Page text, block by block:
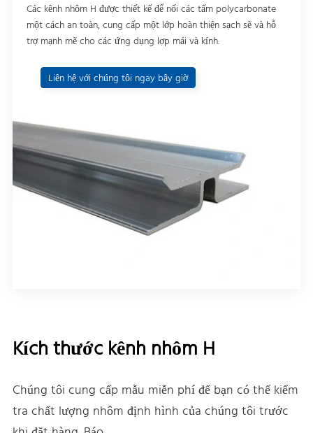
Các kênh nhôm H được thiết kế để nối các tấm polycarbonate
một cách an toàn, cung cấp một lớp hoàn thiện sạch sẽ và hỗ
trợ mạnh mẽ cho các ứng dụng lợp mái và kính.
Liên hệ với chúng tôi ngay bây giờ
Kích thước kênh nhôm H
Chúng tôi cung cấp mẫu miễn phí để bạn có thể kiểm
tra chất lượng nhôm định hình của chúng tôi trước